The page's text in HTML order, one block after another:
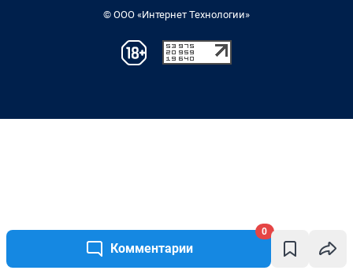
Комментарии
0